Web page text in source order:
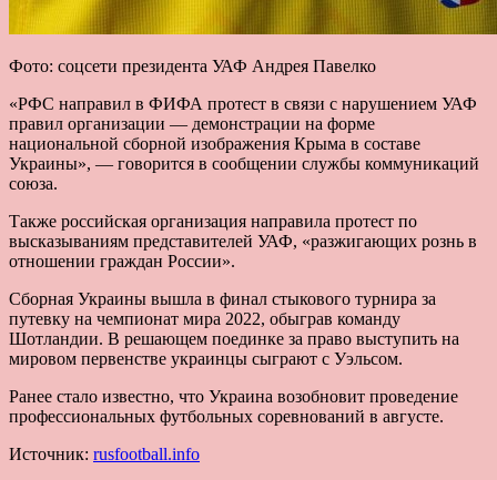
Фото: соцсети президента УАФ Андрея Павелко
«РФС направил в ФИФА протест в связи с нарушением УАФ
правил организации — демонстрации на форме
национальной сборной изображения Крыма в составе
Украины», — говорится в сообщении службы коммуникаций
союза.
Также российская организация направила протест по
высказываниям представителей УАФ, «разжигающих рознь в
отношении граждан России».
Сборная Украины вышла в финал стыкового турнира за
путевку на чемпионат мира 2022, обыграв команду
Шотландии. В решающем поединке за право выступить на
мировом первенстве украинцы сыграют с Уэльсом.
Ранее стало известно, что Украина возобновит проведение
профессиональных футбольных соревнований в августе.
Источник: rusfootball.info